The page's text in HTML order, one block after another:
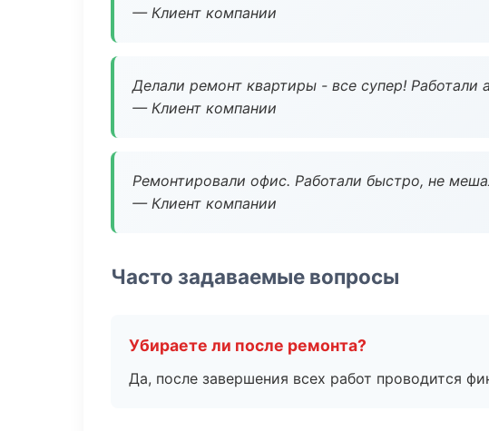
— Клиент компании
Делали ремонт квартиры - все супер! Работали
— Клиент компании
Ремонтировали офис. Работали быстро, не
— Клиент компании
Часто задаваемые вопросы
Убираете ли после ремонта?
Да, после завершения всех работ проводится